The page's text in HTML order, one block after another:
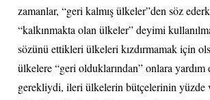
zamanlar, “geri kalmış ülkeler”den söz
“kalkınmakta olan ülkeler” deyimi
sözünü ettikleri ülkeleri kızdırmamak için
ülkelere “geri olduklarından” onlara yardım
gerekliydi, ileri ülkelerin bütçelerinin yüzde